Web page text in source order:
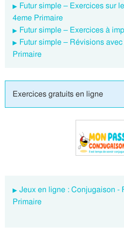
Futur simple – Exercices sur
4eme Primaire
Futur simple – Exercices à
Futur simple – Révisions
Primaire
Exercices gratuits en ligne
Jeux en ligne : Conjugaison -
Primaire